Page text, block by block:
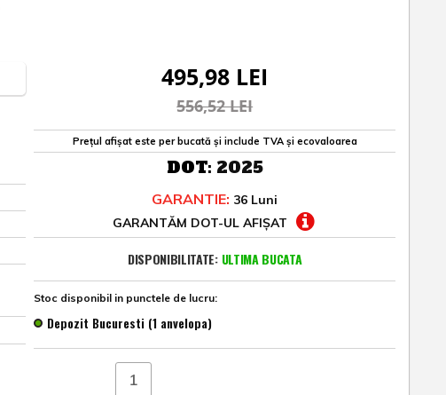
495,98 LEI
556,52 LEI
Prețul afișat este per bucată și include TVA și ecovaloarea
DOT: 2025
GARANTIE: 36 Luni
GARANTĂM DOT-UL AFIȘAT
DISPONIBILITATE: ULTIMA BUCATA
Stoc disponibil in punctele de lucru:
Depozit Bucuresti (1 anvelopa)